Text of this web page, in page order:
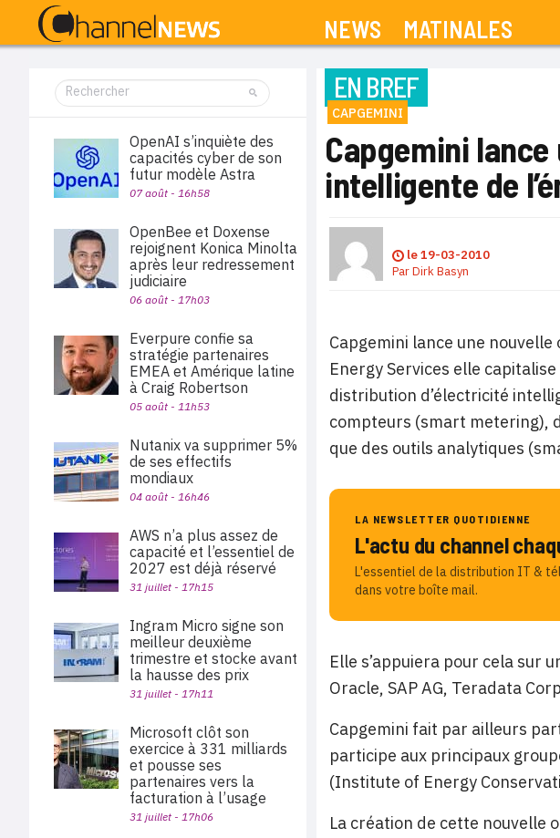
NEWS MATINALES
EN BREF
CAPGEMINI
Capgemini
intelligente de
le19-03-2010
ParDirk Basyn
Capgemini lance une
Energy Services elle
distribution d’électricité
compteurs (smart metering),
que des outils analytiques
LA NEWSLETTER QUOTIDIENNE
L'actu du channel
L'essentiel de la distribution IT &
dans votre boîte mail.
Elle s’appuiera pour cela sur
Oracle, SAP AG, Teradata
Capgemini fait par ailleurs
participe aux principaux
(Institute of Energy
La création de cette nouvelle
OpenAI s’inquiète des
capacités cyber de son
futur modèle Astra
07 août - 16h58
OpenBee et Doxense
rejoignent Konica Minolta
après leur redressement
judiciaire
06 août - 17h03
Everpure confie sa
stratégie partenaires
EMEA et Amérique latine
à Craig Robertson
05 août - 11h53
Nutanix va supprimer 5%
de ses effectifs
mondiaux
04 août - 16h46
AWS n’a plus assez de
capacité et l’essentiel de
2027 est déjà réservé
31 juillet - 17h15
Ingram Micro signe son
meilleur deuxième
trimestre et stocke avant
la hausse des prix
31 juillet - 17h11
Microsoft clôt son
exercice à 331 milliards
et pousse ses
partenaires vers la
facturation à l’usage
31 juillet - 17h06